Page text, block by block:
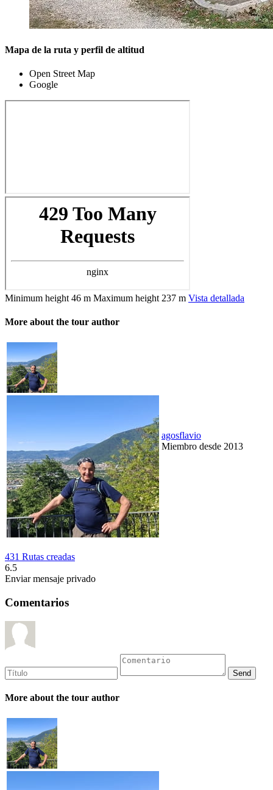
Mapa de la ruta y perfil de altitud
Open Street Map
Google
Minimum height 46 m Maximum height 237 m Vista detallada
More about the tour author
agosflavio
Miembro desde 2013
431 Rutas creadas
6.5
Enviar mensaje privado
Comentarios
More about the tour author